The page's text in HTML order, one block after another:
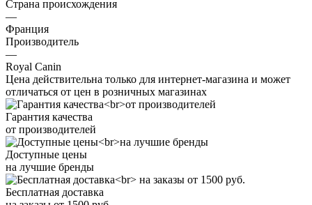
Страна происхождения
—
Франция
Производитель
—
Royal Canin
Цена действительна только для интернет-магазина и может
отличаться от цен в розничных магазинах
Гарантия качества
от производителей
Доступные цены
на лучшие бренды
Бесплатная доставка